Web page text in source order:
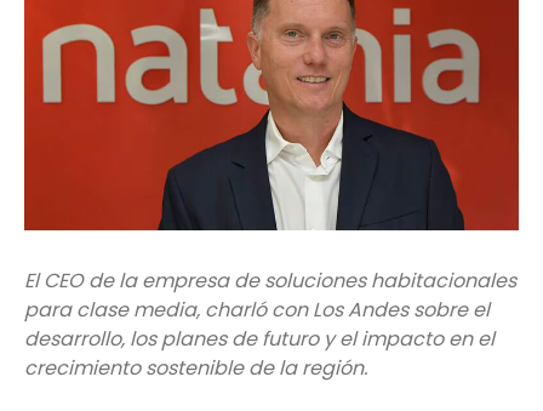
El CEO de la empresa de soluciones habitacionales
para clase media, charló con Los Andes sobre el
desarrollo, los planes de futuro y el impacto en el
crecimiento sostenible de la región.